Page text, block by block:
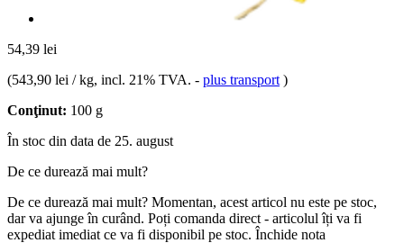
54,39 lei
(543,90 lei / kg, incl. 21% TVA. - plus transport )
Conţinut: 100 g
În stoc din data de 25. august
De ce durează mai mult?
De ce durează mai mult? Momentan, acest articol nu este pe stoc,
dar va ajunge în curând. Poți comanda direct - articolul îți va fi
expediat imediat ce va fi disponibil pe stoc. Închide nota